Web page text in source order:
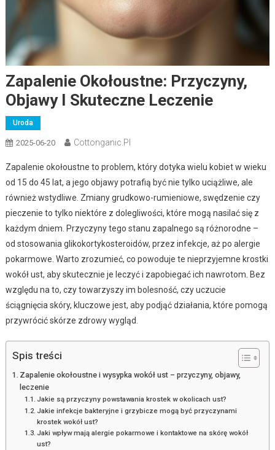
Zapalenie Okołoustne: Przyczyny,
Objawy I Skuteczne Leczenie
Uroda
2025-06-20 Cottonganic.pl
Zapalenie okołoustne to problem, który dotyka wielu kobiet w wieku
od 15 do 45 lat, a jego objawy potrafią być nie tylko uciążliwe, ale
również wstydliwe. Zmiany grudkowo-rumieniowe, swędzenie czy
pieczenie to tylko niektóre z dolegliwości, które mogą nasilać się z
każdym dniem. Przyczyny tego stanu zapalnego są różnorodne –
od stosowania glikokortykosteroidów, przez infekcje, aż po alergie
pokarmowe. Warto zrozumieć, co powoduje te nieprzyjemne krostki
wokół ust, aby skutecznie je leczyć i zapobiegać ich nawrotom. Bez
względu na to, czy towarzyszy im bolesność, czy uczucie
ściągnięcia skóry, kluczowe jest, aby podjąć działania, które pomogą
przywrócić skórze zdrowy wygląd.
Spis treści
Zapalenie okołoustne i wysypka wokół ust – przyczyny, objawy,
leczenie
Jakie są przyczyny powstawania krostek w okolicach ust?
Jakie infekcje bakteryjne i grzybicze mogą być przyczynami
krostek wokół ust?
Jaki wpływ mają alergie pokarmowe i kontaktowe na skórę wokół
ust?